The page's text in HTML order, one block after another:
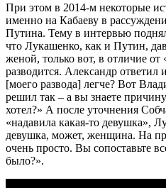
При этом в 2014-м некоторые
именно на Кабаеву в
Путина. Тему в интервью
что Лукашенко, как и Путин,
женой, только вот, в отличие от
разводится. Александр ответил
[моего развода] легче? Вот
решил так – а вы знаете
хотел?» А после уточнения
«надавила какая-то девушка»,
девушка, может, женщина. На
очень просто. Вы сопоставьте
было?».